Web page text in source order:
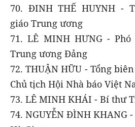
70. ĐINH THẾ HUYNH -
giáo Trung ương
71. LÊ MINH HƯNG - Phó
Trung ương Đảng
72. THUẬN HỮU - Tổng
Chủ tịch Hội Nhà báo Việt
73. LÊ MINH KHÁI - Bí thư
74. NGUYỄN ĐÌNH KHANG